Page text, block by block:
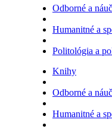
Odborné a
Humanitné a
Politológia a
Knihy
Odborné a
Humanitné a